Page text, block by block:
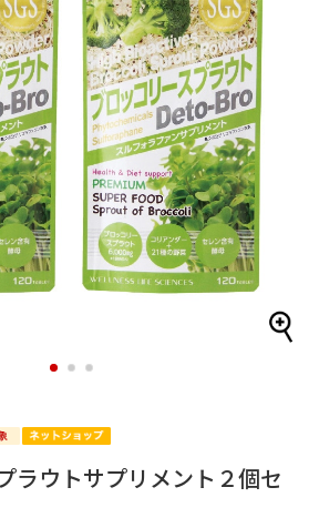
1 2 3
ラウトサプリメント２個セ